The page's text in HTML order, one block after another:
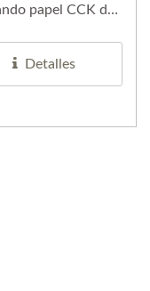
papel CCK de
Detalles